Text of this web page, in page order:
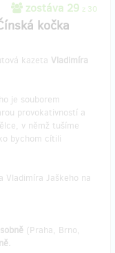
zostáva 29 z 30
kočka
kazeta Vladimíra
je souborem
provokativností a
v němž tušíme
bychom cítili
Vladimíra Jaškeho na
(Praha, Brno,